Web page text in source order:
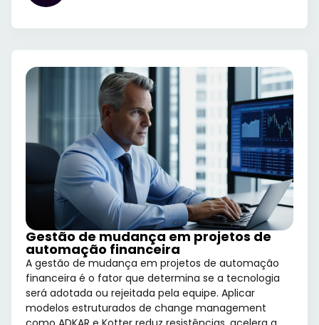
Gestão de mudança em projetos de
automação financeira
A gestão de mudança em projetos de automação
financeira é o fator que determina se a tecnologia
será adotada ou rejeitada pela equipe. Aplicar
modelos estruturados de change management